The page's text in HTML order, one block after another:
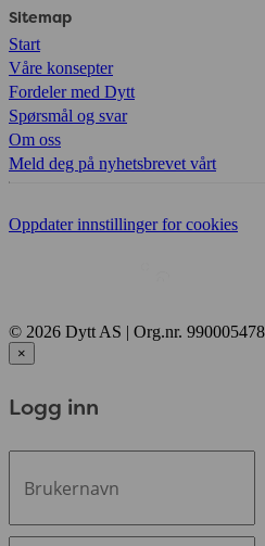
Sitemap
Start
Våre konsepter
Fordeler med Dytt
Spørsmål og svar
Om oss
Meld deg på nyhetsbrevet vårt
Oppdater innstillinger for cookies
© 2026 Dytt AS | Org.nr.
×
Logg inn